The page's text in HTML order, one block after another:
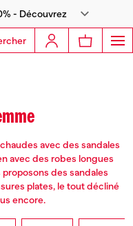
- Découvrez
avec des sandales
avec des robes longues
des sandales
plates, le tout décliné
encore.